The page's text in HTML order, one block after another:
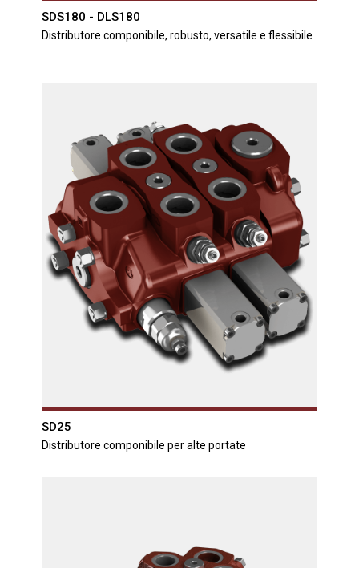
SDS180 - DLS180
Distributore componibile, robusto, versatile e flessibile
SD25
Distributore componibile per alte portate